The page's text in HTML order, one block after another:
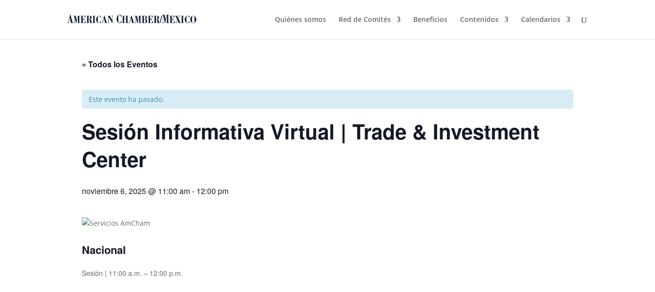
Quiénes somos Red de Comités Beneficios Contenidos Calendarios
« Todos los Eventos
Este evento ha pasado.
Sesión Informativa Virtual | Trade & Investment
Center
noviembre 6, 2025 @ 11:00 am- 12:00 pm
Nacional
Sesión | 11:00 a.m. – 12:00 p.m.